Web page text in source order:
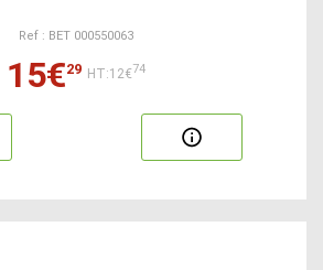
Ref : BET 000550063
15€29 HT:12€74